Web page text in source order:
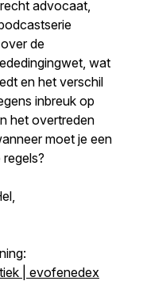
advocaat,
de
wat
en het verschil
inbreuk op
het overtreden
moet je een
| evofenedex